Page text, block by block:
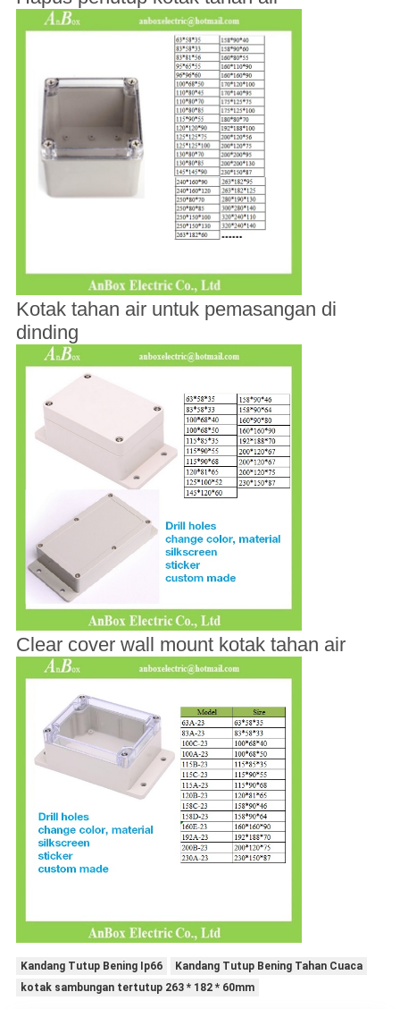
Kotak tahan air untuk pemasangan di
dinding
Clear cover wall mount kotak tahan air
Kandang Tutup Bening Ip66
Kandang Tutup Bening Tahan Cuaca
kotak sambungan tertutup 263 * 182 * 60mm